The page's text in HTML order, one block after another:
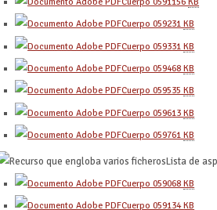
Cuerpo 059231KB
Cuerpo 059331KB
Cuerpo 059468KB
Cuerpo 059535KB
Cuerpo 059613KB
Cuerpo 059761KB
Lista de
Cuerpo 059068KB
Cuerpo 059134KB